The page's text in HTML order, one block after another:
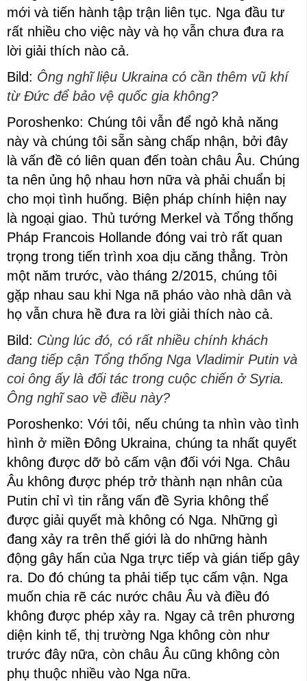
mới và tiến hành tập trận liên tục. Nga đầu tư
rất nhiều cho việc này và họ vẫn chưa đưa ra
lời giải thích nào cả.
Bild: Ông nghĩ liệu Ukraina có cần thêm vũ khí
từ Đức để bảo vệ quốc gia không?
Poroshenko: Chúng tôi vẫn để ngỏ khả năng
này và chúng tôi sẵn sàng chấp nhận, bởi đây
là vấn đề có liên quan đến toàn châu Âu. Chúng
ta nên ủng hộ nhau hơn nữa và phải chuẩn bị
cho mọi tình huống. Biện pháp chính hiện nay
là ngoại giao. Thủ tướng Merkel và Tổng thống
Pháp Francois Hollande đóng vai trò rất quan
trọng trong tiến trình xoa dịu căng thẳng. Tròn
một năm trước, vào tháng 2/2015, chúng tôi
gặp nhau sau khi Nga nã pháo vào nhà dân và
họ vẫn chưa hề đưa ra lời giải thích nào cả.
Bild: Cùng lúc đó, có rất nhiều chính khách
đang tiếp cận Tổng thống Nga Vladimir Putin và
coi ông ấy là đối tác trong cuộc chiến ở Syria.
Ông nghĩ sao về điều này?
Poroshenko: Với tôi, nếu chúng ta nhìn vào tình
hình ở miền Đông Ukraina, chúng ta nhất quyết
không được dỡ bỏ cấm vận đối với Nga. Châu
Âu không được phép trở thành nạn nhân của
Putin chỉ vì tin rằng vấn đề Syria không thể
được giải quyết mà không có Nga. Những gì
đang xảy ra trên thế giới là do những hành
động gây hấn của Nga trực tiếp và gián tiếp gây
ra. Do đó chúng ta phải tiếp tục cấm vận. Nga
muốn chia rẽ các nước châu Âu và điều đó
không được phép xảy ra. Ngay cả trên phương
diện kinh tế, thị trường Nga không còn như
trước đây nữa, còn châu Âu cũng không còn
phụ thuộc nhiều vào Nga nữa.